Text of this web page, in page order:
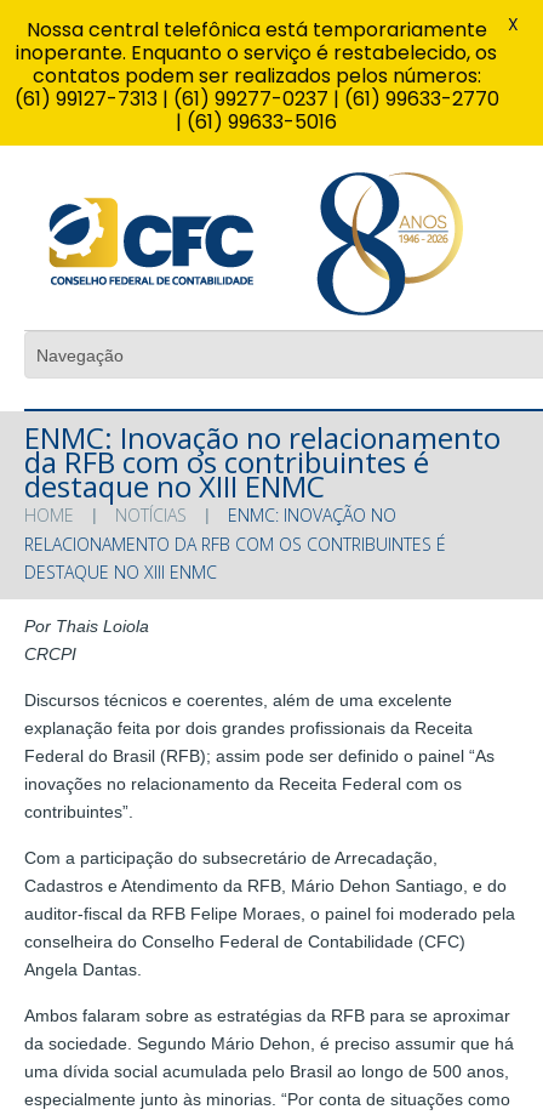
ENMC: Inovação no relacionamento
da RFB com os contribuintes é
destaque no XIII ENMC
HOME NOTÍCIAS
ENMC: INOVAÇÃO NO
RELACIONAMENTO DA RFB COM OS CONTRIBUINTES É
DESTAQUE NO XIII ENMC
Por Thais Loiola
CRCPI
Discursos técnicos e coerentes, além de uma excelente
explanação feita por dois grandes profissionais da Receita
Federal do Brasil (RFB); assim pode ser definido o painel “As
inovações no relacionamento da Receita Federal com os
contribuintes”.
Com a participação do subsecretário de Arrecadação,
Cadastros e Atendimento da RFB, Mário Dehon Santiago, e do
auditor-fiscal da RFB Felipe Moraes, o painel foi moderado pela
conselheira do Conselho Federal de Contabilidade (CFC)
Angela Dantas.
Ambos falaram sobre as estratégias da RFB para se aproximar
da sociedade. Segundo Mário Dehon, é preciso assumir que há
uma dívida social acumulada pelo Brasil ao longo de 500 anos,
especialmente junto às minorias. “Por conta de situações como
Nossa central telefônica está temporariamente
inoperante. Enquanto o serviço é restabelecido, os
contatos podem ser realizados pelos números:
(61) 99127-7313 | (61) 99277-0237 | (61) 99633-2770
| (61) 99633-5016
X